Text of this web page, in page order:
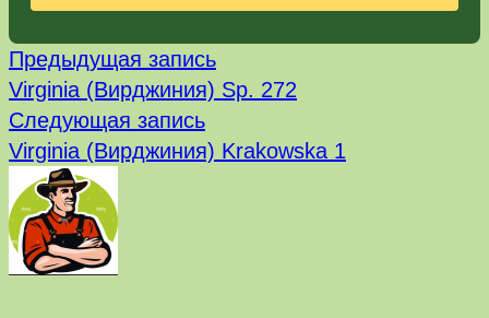
Навигация
по
записям
Предыдущая записьПредыдущая
запись:
Virginia (Вирджиния) Sp. 272
Следующая записьСледующая
запись:
Virginia (Вирджиния) Krakowska 1